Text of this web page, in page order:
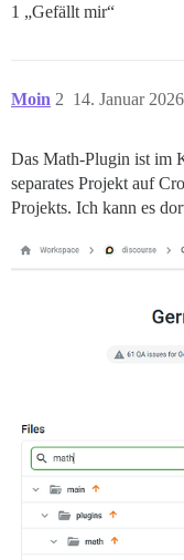
1 „Gefällt mir“
Moin 14. Januar
2
Das Math-Plugin ist im
separates Projekt auf
Projekts. Ich kann es